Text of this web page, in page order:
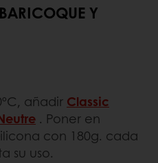
Y
añadir Classic
. Poner en
con 180g. cada
su uso.